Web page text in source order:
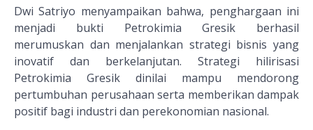
Dwi Satriyo menyampaikan bahwa, penghargaan ini
menjadi bukti Petrokimia Gresik berhasil
merumuskan dan menjalankan strategi bisnis yang
inovatif dan berkelanjutan. Strategi hilirisasi
Petrokimia Gresik dinilai mampu mendorong
pertumbuhan perusahaan serta memberikan dampak
positif bagi industri dan perekonomian nasional.